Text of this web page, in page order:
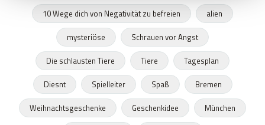
10 Wege dich von Negativität zu befreien
alien
mysteriöse
Schrauen vor Angst
Die schlausten Tiere
Tiere
Tagesplan
Diesnt
Spielleiter Spaß
Bremen
Weihnachtsgeschenke
Geschenkidee
München